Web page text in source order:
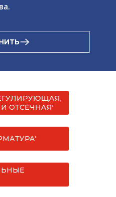
ОТСЕЧНАЯ'